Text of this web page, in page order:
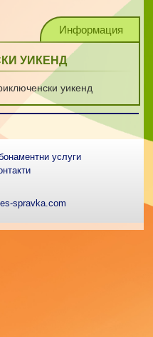
Информация
УИКЕНД
уикенд
услуги
spravka.com